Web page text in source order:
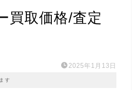
買取価格/査定
2025年1月13日
す